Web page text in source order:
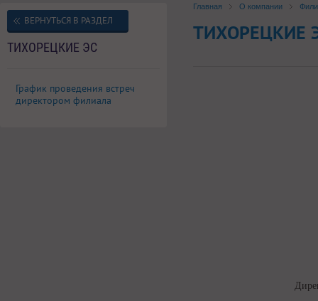
Главная О компании
ТИХОРЕЦКИЕ
ВЕРНУТЬСЯ В РАЗДЕЛ
ТИХОРЕЦКИЕ ЭС
График проведения встреч
директором филиала